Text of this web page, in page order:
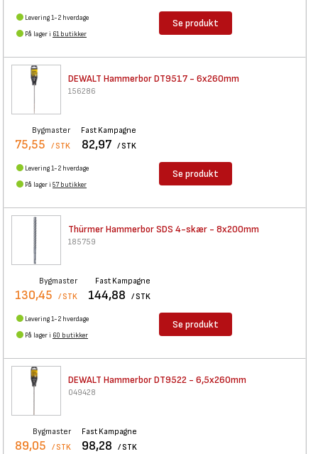
Levering 1-2 hverdage
På lager i 61 butikker
Se produkt
DEWALT Hammerbor DT9517 - 6x260mm
156286
Bygmaster
75,55 / STK
Fast Kampagne
82,97 / STK
Levering 1-2 hverdage
På lager i 57 butikker
Se produkt
Thürmer Hammerbor SDS 4-skær - 8x200mm
185759
Bygmaster
130,45 / STK
Fast Kampagne
144,88 / STK
Levering 1-2 hverdage
På lager i 60 butikker
Se produkt
DEWALT Hammerbor DT9522 - 6,5x260mm
049428
Bygmaster
89,05 / STK
Fast Kampagne
98,28 / STK